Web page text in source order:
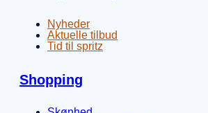
Nyheder
Aktuelle tilbud
Tid til spritz
Shopping